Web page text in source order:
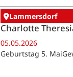
Lammersdorf
Charlotte
05.05.2026
Geburtstag 5.